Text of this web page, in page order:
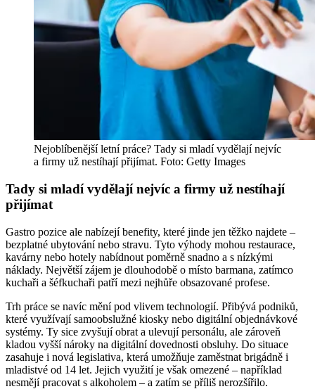
Nejoblíbenější letní práce? Tady si mladí vydělají nejvíc
a firmy už nestíhají přijímat. Foto: Getty Images
Tady si mladí vydělají nejvíc a firmy už nestíhají
přijímat
Gastro pozice ale nabízejí benefity, které jinde jen těžko najdete –
bezplatné ubytování nebo stravu. Tyto výhody mohou restaurace,
kavárny nebo hotely nabídnout poměrně snadno a s nízkými
náklady. Největší zájem je dlouhodobě o místo barmana, zatímco
kuchaři a šéfkuchaři patří mezi nejhůře obsazované profese.
Trh práce se navíc mění pod vlivem technologií. Přibývá podniků,
které využívají samoobslužné kiosky nebo digitální objednávkové
systémy. Ty sice zvyšují obrat a ulevují personálu, ale zároveň
kladou vyšší nároky na digitální dovednosti obsluhy. Do situace
zasahuje i nová legislativa, která umožňuje zaměstnat brigádně i
mladistvé od 14 let. Jejich využití je však omezené – například
nesmějí pracovat s alkoholem – a zatím se příliš nerozšířilo.